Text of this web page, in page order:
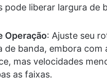
pode liberar largura de
Operação: Ajuste seu
de banda, embora com
mas velocidades
as faixas.